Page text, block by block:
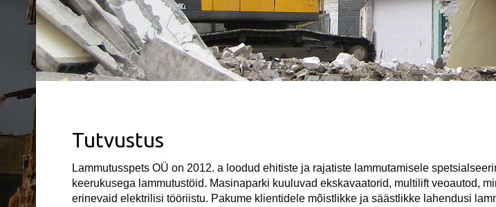
Tutvustus
Lammutusspets OÜ on 2012. a loodud ehitiste ja rajatiste lammutamisele
keerukusega lammutustöid. Masinaparki kuuluvad ekskavaatorid, multilift veoautod,
erinevaid elektrilisi tööriistu. Pakume klientidele mõistlikke ja säästlikke lahendusi